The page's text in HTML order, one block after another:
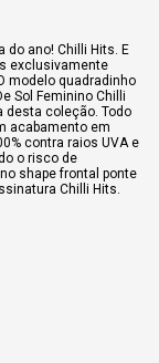
do ano! Chilli Hits. E
exclusivamente
modelo quadradinho
Sol Feminino Chilli
desta coleção. Todo
acabamento em
contra raios UVA e
o risco de
shape frontal ponte
Chilli Hits.